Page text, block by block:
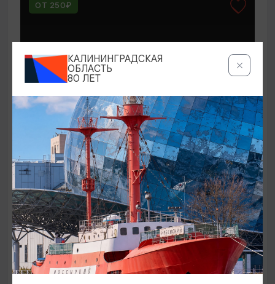
ОТ 250₽
КОНЦЕРТЫ
Мероприятия в Доме-музее Германа
Брахерта в августе
01.08.2026 - 31.08.2026
Светлогорск, Дом-музей Германа Брахерта
КАЛИНИНГРАДСКАЯ
ОБЛАСТЬ
80 ЛЕТ